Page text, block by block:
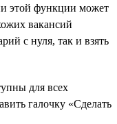
этой функции может
вакансий
с нуля, так и взять
для всех
галочку «Сделать